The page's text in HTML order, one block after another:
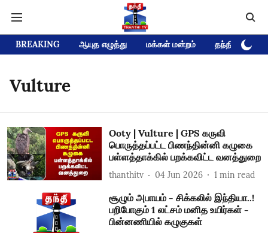
BREAKING ஆயுத எழுத்து மக்கள் மன்றம் தந்தி டிவி
Vulture
Ooty | Vulture | GPS கருவி
பொருத்தப்பட்ட பிணந்தின்னி கழுகை
பள்ளத்தாக்கில் பறக்கவிட்ட வனத்துறை
thanthitv 04 Jun 2026 1 min read
சூழும் அபாயம் - சிக்கலில் இந்தியா..!
பறிபோகும் 1 லட்சம் மனித உயிர்கள் -
பின்னணியில் கழுகுகள்